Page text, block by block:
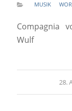
MUSIK
Compagnia
Wulf
28.